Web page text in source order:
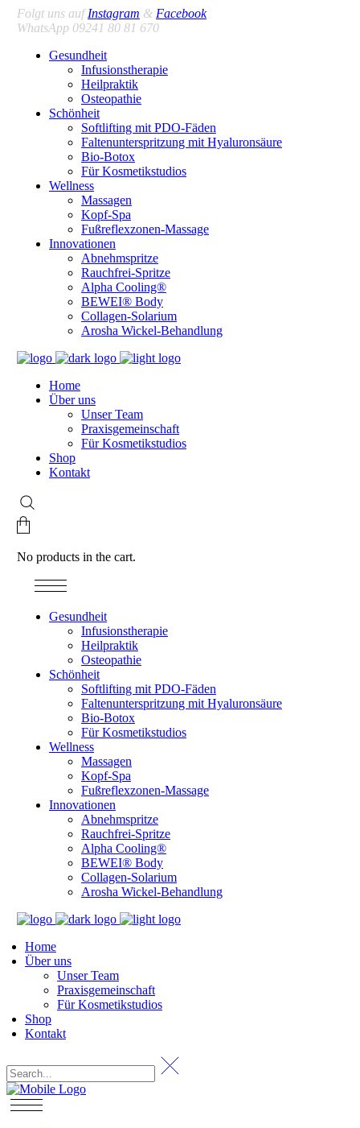
Folgt uns aufInstagram & Facebook
WhatsApp 09241 80 81 670
Gesundheit
Infusionstherapie
Heilpraktik
Osteopathie
Schönheit
Softlifting mit PDO-Fäden
Faltenunterspritzung mit Hyaluronsäure
Bio-Botox
Für Kosmetikstudios
Wellness
Massagen
Kopf-Spa
Fußreflexzonen-Massage
Innovationen
Abnehmspritze
Rauchfrei-Spritze
Alpha Cooling®
BEWEI® Body
Collagen-Solarium
Arosha Wickel-Behandlung
Home
Über uns
Unser Team
Praxisgemeinschaft
Für Kosmetikstudios
Shop
Kontakt
No products in the cart.
Gesundheit
Infusionstherapie
Heilpraktik
Osteopathie
Schönheit
Softlifting mit PDO-Fäden
Faltenunterspritzung mit Hyaluronsäure
Bio-Botox
Für Kosmetikstudios
Wellness
Massagen
Kopf-Spa
Fußreflexzonen-Massage
Innovationen
Abnehmspritze
Rauchfrei-Spritze
Alpha Cooling®
BEWEI® Body
Collagen-Solarium
Arosha Wickel-Behandlung
Home
Über uns
Unser Team
Praxisgemeinschaft
Für Kosmetikstudios
Shop
Kontakt